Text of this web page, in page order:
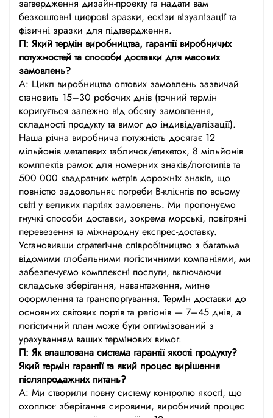
затвердження дизайн-проекту та надати вам
безкоштовні цифрові зразки, ескізи візуалізації та
фізичні зразки для підтвердження.
П: Який термін виробництва, гарантії виробничих
потужностей та способи доставки для масових
замовлень?
A: Цикл виробництва оптових замовлень зазвичай
становить 15–30 робочих днів (точний термін
коригується залежно від обсягу замовлення,
складності продукту та вимог до індивідуалізації).
Наша річна виробнича потужність досягає 12
мільйонів металевих табличок/етикеток, 8 мільйонів
комплектів рамок для номерних знаків/логотипів та
500 000 квадратних метрів дорожніх знаків, що
повністю задовольняє потреби B-клієнтів по всьому
світі у великих партіях замовлень. Ми пропонуємо
гнучкі способи доставки, зокрема морські, повітряні
перевезення та міжнародну експрес-доставку.
Установивши стратегічне співробітництво з багатьма
відомими глобальними логістичними компаніями, ми
забезпечуємо комплексні послуги, включаючи
складське зберігання, навантаження, митне
оформлення та транспортування. Термін доставки до
основних світових портів та регіонів — 7–45 днів, а
логістичний план може бути оптимізований з
урахуванням ваших термінових вимог.
П: Як влаштована система гарантії якості продукту?
Який термін гарантії та який процес вирішення
післяпродажних питань?
А: Ми створили повну систему контролю якості, що
охоплює зберігання сировини, виробничий процес